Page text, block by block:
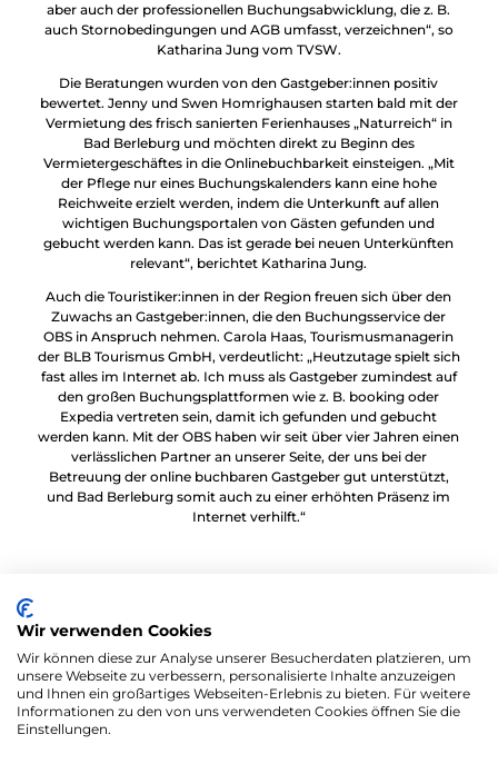
aber auch der professionellen Buchungsabwicklung, die z. B.
auch Stornobedingungen und AGB umfasst, verzeichnen“, so
Katharina Jung vom TVSW.
Die Beratungen wurden von den Gastgeber:innen positiv
bewertet. Jenny und Swen Homrighausen starten bald mit der
Vermietung des frisch sanierten Ferienhauses „Naturreich“ in
Bad Berleburg und möchten direkt zu Beginn des
Vermietergeschäftes in die Onlinebuchbarkeit einsteigen. „Mit
der Pflege nur eines Buchungskalenders kann eine hohe
Reichweite erzielt werden, indem die Unterkunft auf allen
wichtigen Buchungsportalen von Gästen gefunden und
gebucht werden kann. Das ist gerade bei neuen Unterkünften
relevant“, berichtet Katharina Jung.
Auch die Touristiker:innen in der Region freuen sich über den
Zuwachs an Gastgeber:innen, die den Buchungsservice der
OBS in Anspruch nehmen. Carola Haas, Tourismusmanagerin
der BLB Tourismus GmbH, verdeutlicht: „Heutzutage spielt sich
fast alles im Internet ab. Ich muss als Gastgeber zumindest auf
den großen Buchungsplattformen wie z. B. booking oder
Expedia vertreten sein, damit ich gefunden und gebucht
werden kann. Mit der OBS haben wir seit über vier Jahren einen
verlässlichen Partner an unserer Seite, der uns bei der
Betreuung der online buchbaren Gastgeber gut unterstützt,
und Bad Berleburg somit auch zu einer erhöhten Präsenz im
Internet verhilft.“
wittgenstein.de, gerne zur Verfügung.
Wir verwenden Cookies
Wir können diese zur Analyse unserer Besucherdaten platzieren, um
unsere Webseite zu verbessern, personalisierte Inhalte anzuzeigen
und Ihnen ein großartiges Webseiten-Erlebnis zu bieten. Für weitere
Informationen zu den von uns verwendeten Cookies öffnen Sie die
Einstellungen.